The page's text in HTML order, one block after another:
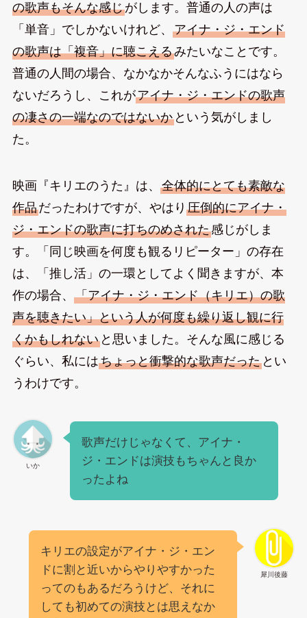
の歌声もそんな感じがします。普通の人の声は
「単音」でしかないけれど、 アイナ・ジ・エンド
の歌声は「複音」に聴こえるみたいなことです。
普通の人間の場合、なかなかそんなふうにはなら
ないだろうし、これがアイナ・ジ・エンドの歌声
の凄さの一端なのではないかという気がしまし
た。
映画『キリエのうた』は、 全体的にとても素敵な
作品だったわけですが、やはり 圧倒的にアイナ・
ジ・エンドの歌声に打ちのめされた感じがしま
す。「同じ映画を何度も観るリピーター」の存在
は、「推し活」の一環としてよく聞きますが、本
作の場合、 「アイナ・ジ・エンド（キリエ）の歌
声を聴きたい」という人が何度も繰り返し観に行
くかもしれないと思いました。そんな風に感じる
ぐらい、私にはちょっと衝撃的な歌声だったとい
うわけです。
いか
歌声だけじゃなくて、アイナ・
ジ・エンドは演技もちゃんと良か
ったよね
犀川後藤
キリエの設定がアイナ・ジ・エン
ドに割と近いからやりやすかった
ってのもあるだろうけど、それに
しても初めての演技とは思えなか